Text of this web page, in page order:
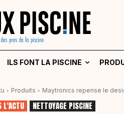
ILS FONT LA PISCINE
Produits Maytronics repense le
L'ACTU NETTOYAGE PISCINE